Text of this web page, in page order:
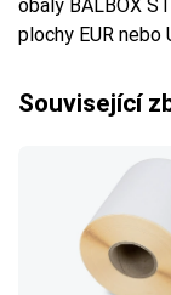
obaly BALBOX
plochy EUR
Související